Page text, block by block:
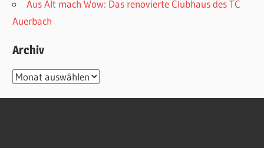
Aus Alt mach Wow: Das renovierte Clubhaus des TC
Auerbach
Archiv
Archiv